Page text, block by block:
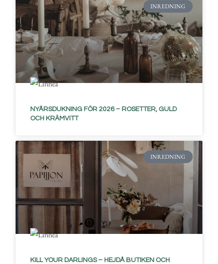
INREDNING
NYÅRSDUKNING FÖR 2026 – ROSETTER, GULD
OCH KRÄMVITT
INREDNING
KILL YOUR DARLINGS – HEJDÅ BUTIKEN OCH